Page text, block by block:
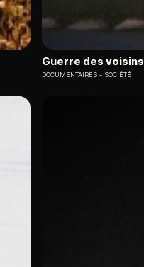
Guerre des
DOCUMENTAIRES SOCIÉTÉ